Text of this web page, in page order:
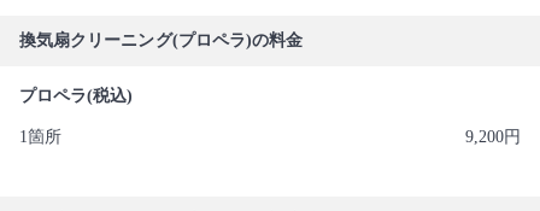
換気扇クリーニング(プロペラ)の料金
プロペラ(税込)
1箇所 9,200円